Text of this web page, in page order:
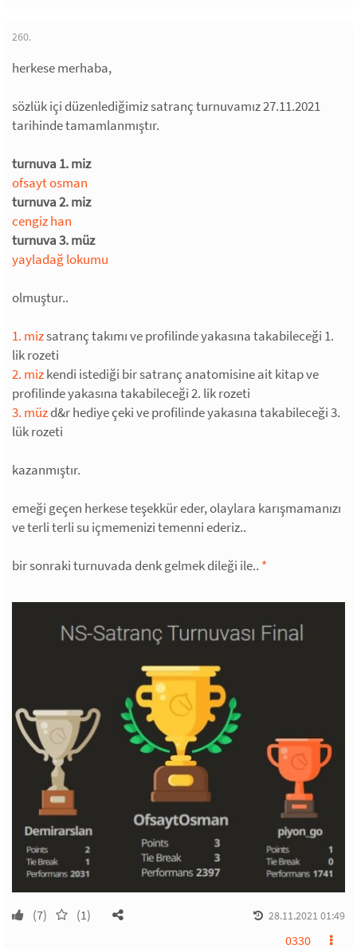
260.
herkese merhaba,
sözlük içi düzenlediğimiz satranç turnuvamız 27.11.2021
tarihinde tamamlanmıştır.
turnuva 1. miz
ofsayt osman
turnuva 2. miz
cengiz han
turnuva 3. müz
yayladağ lokumu
olmuştur..
1. mizsatranç takımı ve profilinde yakasına takabileceği 1.
lik rozeti
2. mizkendi istediği bir satranç anatomisine ait kitap ve
profilinde yakasına takabileceği 2. lik rozeti
3. müzd&r hediye çeki ve profilinde yakasına takabileceği 3.
lük rozeti
kazanmıştır.
emeği geçen herkese teşekkür eder, olaylara karışmamanızı
ve terli terli su içmemenizi temenni ederiz..
bir sonraki turnuvada denk gelmek dileği ile.. *
(7) (1) 28.11.2021 01:49
0330